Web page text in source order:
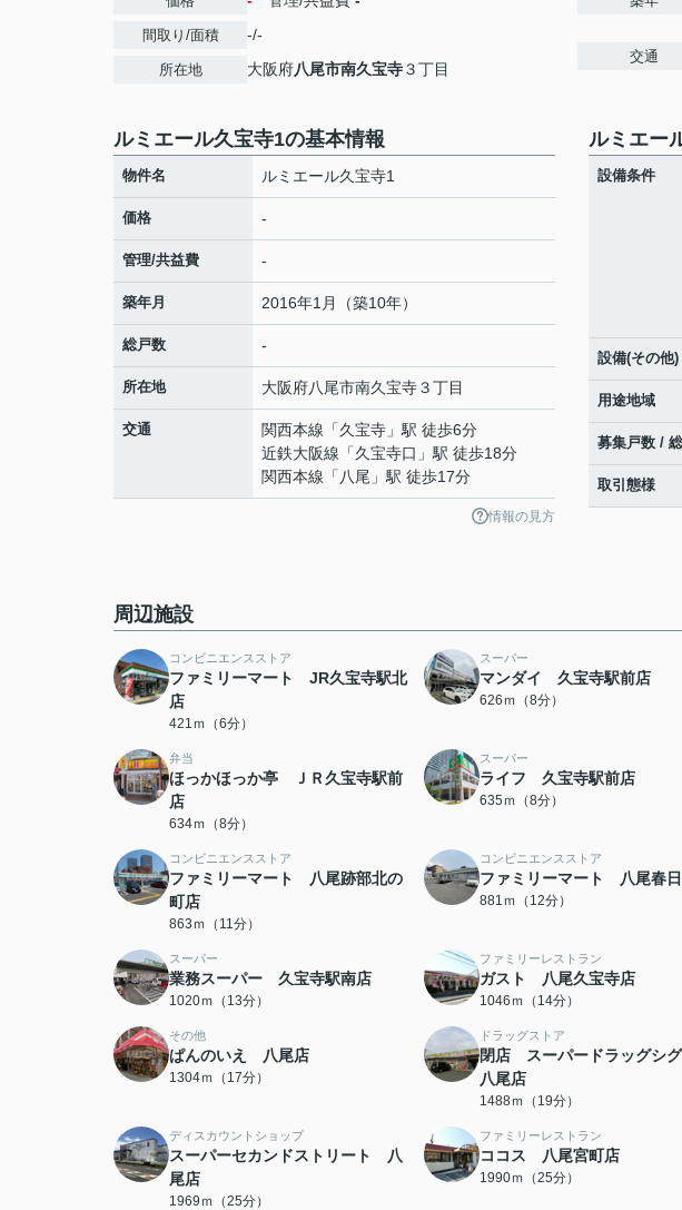
間取り/面積 -/-
所在地 大阪府八尾市南久宝寺３丁目
交通
ルミエール久宝寺1の基本情報
物件名 ルミエール久宝寺1
価格 -
管理/共益費 -
築年月 2016年1月（築10年）
総戸数 -
所在地 大阪府八尾市南久宝寺３丁目
交通 関西本線 「久宝寺 」駅 徒歩6分
近鉄大阪線 「久宝寺口 」駅 徒歩18分
関西本線 「 八尾 」駅 徒歩17分
情報の見方
ルミエー
設備条件
設備(その他)
用途地域
募集戸数 /
取引態様
周辺施設
コンビニエンスストア
ファミリーマート JR久宝寺駅北
店
421ｍ（6分）
スーパー
マンダイ 久宝寺駅前店
626ｍ（8分）
弁当
ほっかほっか亭 ＪＲ久宝寺駅前
店
634ｍ（8分）
スーパー
ライフ 久宝寺駅前店
635ｍ（8分）
コンビニエンスストア
ファミリーマート 八尾跡部北の
町店
863ｍ（11分）
コンビニエンスストア
ファミリーマート 八尾春
881ｍ（12分）
スーパー
業務スーパー 久宝寺駅南店
1020ｍ（13分）
ファミリーレストラン
ガスト 八尾久宝寺店
1046ｍ（14分）
その他
ぱんのいえ 八尾店
1304ｍ（17分）
ドラッグストア
閉店 スーパードラッグシ
八尾店
1488ｍ（19分）
ディスカウントショップ
スーパーセカンドストリート 八
尾店
1969ｍ（25分）
ファミリーレストラン
ココス 八尾宮町店
1990ｍ（25分）